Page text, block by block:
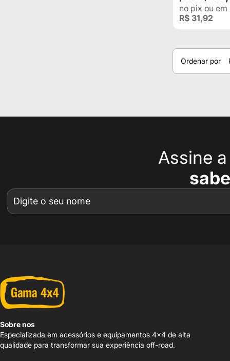
no pix ou em
R$ 31,92
Ordenar por
Assine
Sobre nos
Especializada em acessórios e equipamentos 4x4 de alta
qualidade para transformar sua experiência off-road.